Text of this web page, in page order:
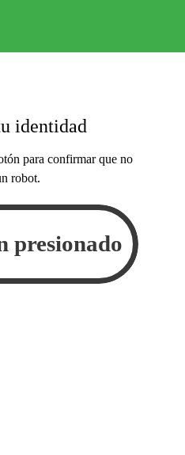
identidad
para confirmar que no
robot.